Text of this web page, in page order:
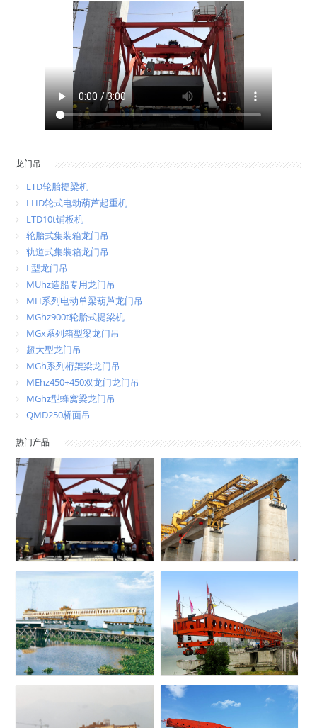
龙门吊
LTD轮胎提梁机
LHD轮式电动葫芦起重机
LTD10t铺板机
轮胎式集装箱龙门吊
轨道式集装箱龙门吊
L型龙门吊
MUhz造船专用龙门吊
MH系列电动单梁葫芦龙门吊
MGhz900t轮胎式提梁机
MGx系列箱型梁龙门吊
超大型龙门吊
MGh系列桁架梁龙门吊
MEhz450+450双龙门龙门吊
MGhz型蜂窝梁龙门吊
QMD250桥面吊
热门产品